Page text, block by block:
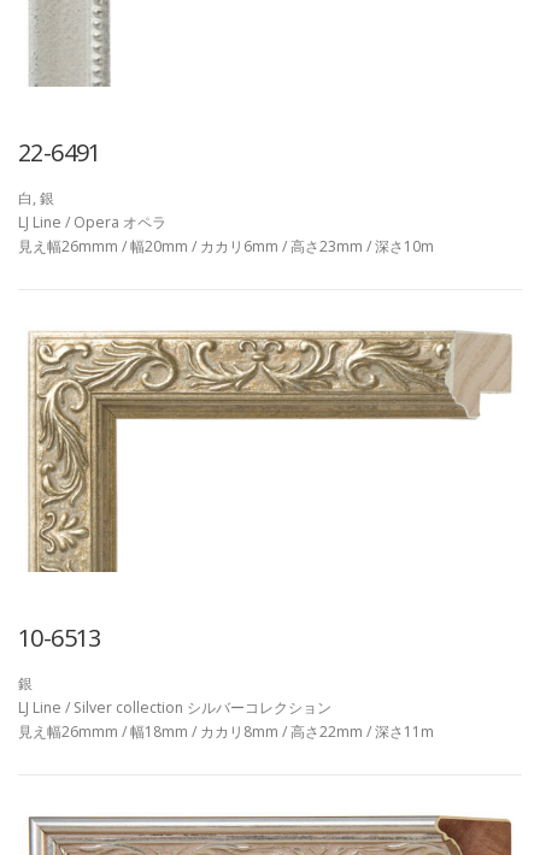
22-6491
白, 銀
LJ Line / Opera オペラ
見え幅26mmm / 幅20mm / カカリ6mm / 高さ23mm / 深さ10m
10-6513
銀
LJ Line / Silver collection シルバーコレクション
見え幅26mmm / 幅18mm / カカリ8mm / 高さ22mm / 深さ11m